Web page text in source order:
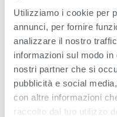
Utilizziamo i cookie per
annunci, per fornire
analizzare il nostro
informazioni sul modo
nostri partner che si
pubblicità e social
con altre informazioni
raccolto dal tuo utilizzo
Quickly and easily identify
while cows are milking –
labor efficiency.
LEARN MORE